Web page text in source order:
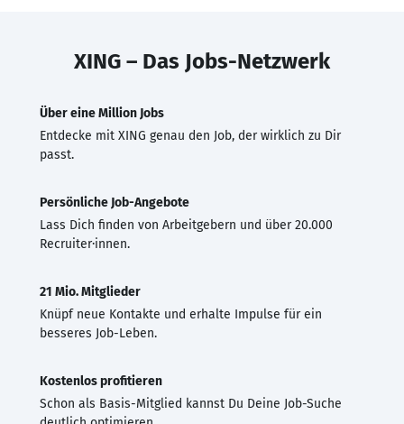
XING – Das Jobs-Netzwerk
Über eine Million Jobs
Entdecke mit XING genau den Job, der wirklich zu Dir
passt.
Persönliche Job-Angebote
Lass Dich finden von Arbeitgebern und über 20.000
Recruiter·innen.
21 Mio. Mitglieder
Knüpf neue Kontakte und erhalte Impulse für ein
besseres Job-Leben.
Kostenlos profitieren
Schon als Basis-Mitglied kannst Du Deine Job-Suche